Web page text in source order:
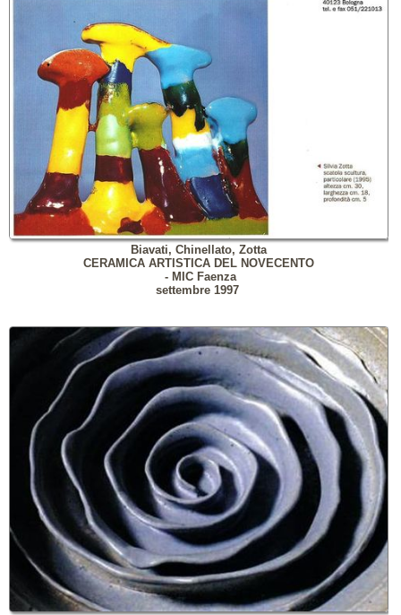
Biavati, Chinellato, Zotta
CERAMICA ARTISTICA DEL NOVECENTO
- MIC Faenza
settembre 1997